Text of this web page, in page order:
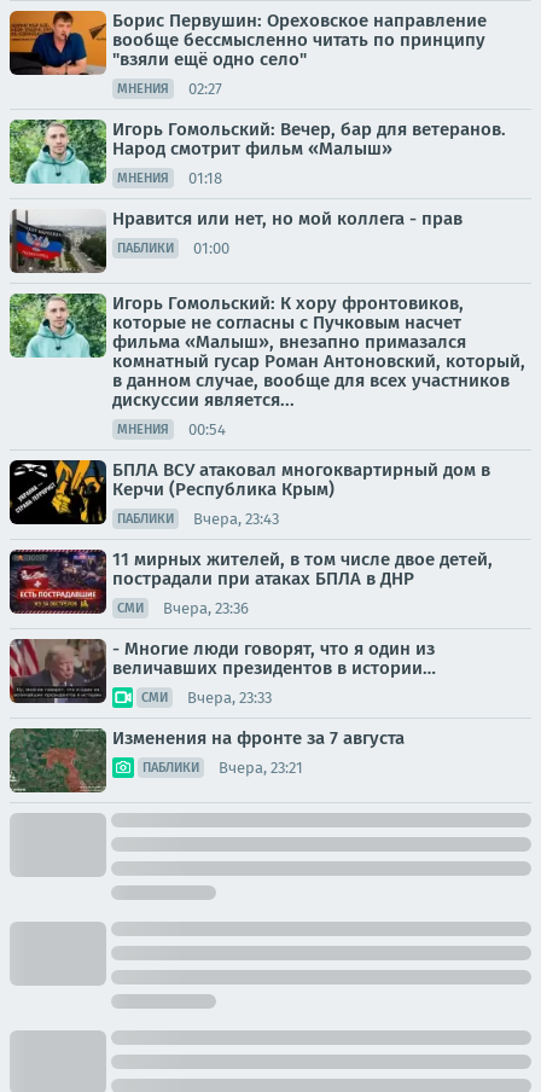
Борис Первушин: Ореховское направление
вообще бессмысленно читать по принципу
"взяли ещё одно село"
МНЕНИЯ 02:27
Игорь Гомольский: Вечер, бар для ветеранов.
Народ смотрит фильм «Малыш»
МНЕНИЯ 01:18
Нравится или нет, но мой коллега - прав
ПАБЛИКИ 01:00
Игорь Гомольский: К хору фронтовиков,
которые не согласны с Пучковым насчет
фильма «Малыш», внезапно примазался
комнатный гусар Роман Антоновский, который,
в данном случае, вообще для всех участников
дискуссии является...
МНЕНИЯ 00:54
БПЛА ВСУ атаковал многоквартирный дом в
Керчи (Республика Крым)
ПАБЛИКИ Вчера, 23:43
11 мирных жителей, в том числе двое детей,
пострадали при атаках БПЛА в ДНР
СМИ Вчера, 23:36
- Многие люди говорят, что я один из
величавших президентов в истории…
СМИ Вчера, 23:33
Изменения на фронте за 7 августа
ПАБЛИКИ Вчера, 23:21